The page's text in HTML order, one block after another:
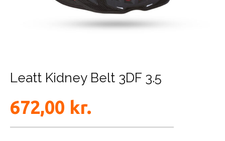
Leatt Kidney Belt 3DF 3.5
672,00 kr.